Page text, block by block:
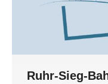
Ruhr-Sieg-